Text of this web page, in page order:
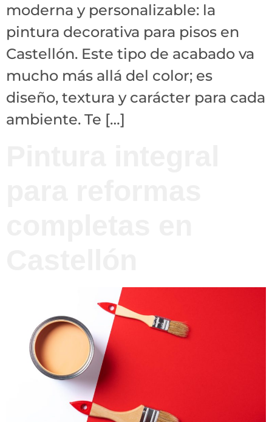
moderna y personalizable: la
pintura decorativa para pisos en
Castellón. Este tipo de acabado va
mucho más allá del color; es
diseño, textura y carácter para cada
ambiente. Te […]